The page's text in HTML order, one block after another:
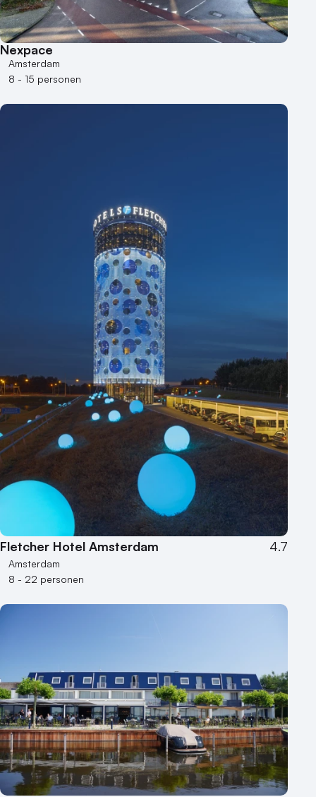
500+ personen
Bijzondere locaties
Buitenlocatie
Duurzame locatie
Kleine / intieme locatie
Locaties aan zee
Varende locatie
Nexpace
Amsterdam
8 - 15 personen
Fletcher Hotel Amsterdam 4.7
Amsterdam
8 - 22 personen